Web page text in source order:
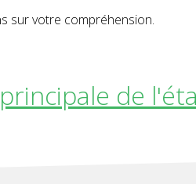
sur votre compréhension.
de